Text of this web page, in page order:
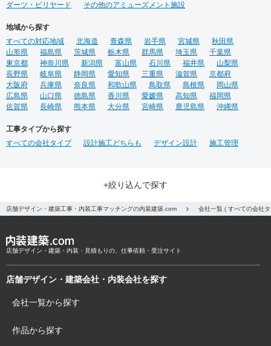
ダーツ・ビリヤード
その他のアミューズメント施設
地域から探す
すべての対応地域
北海道 青森県 岩手県 宮城県
秋田県
山形県
福島県 茨城県 栃木県 群馬県 埼玉県
千葉県
東京都
神奈川県 新潟県 富山県 石川県 福井県
山梨県
長野県
岐阜県 静岡県 愛知県 三重県 滋賀県
京都府
大阪府
兵庫県 奈良県 和歌山県 鳥取県 島根県
岡山県
広島県
山口県 徳島県 香川県 愛媛県 高知県
福岡県
佐賀県
長崎県 熊本県 大分県 宮崎県 鹿児島県 沖縄県
工事タイプから探す
すべての会社タイプ
設計施工どちらも デザイン設計 施工管理
+絞り込んで探す
店舗デザイン・建築工事・内装工事マッチングの内装建築.com 会社一覧 ( すべての会社
店舗デザイン・建築・内装・見積もりの、仕事依頼・受注サイト
店舗デザイン・建築会社・内装会社を探す
会社一覧から探す
作品から探す